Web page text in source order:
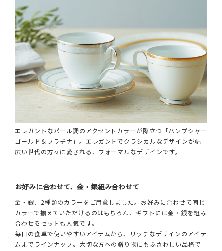
エレガントなパール調のアクセントカラーが際立つ「ハンプシャー
ゴールド＆プラチナ」。エレガントでクラシカルなデザインが幅
広い世代の方々に愛される、フォーマルなデザインです。
お好みに合わせて、金・銀組み合わせて
金・銀、2種類のカラーをご用意しました。お好みに合わせて同じ
カラーで揃えていただけるのはもちろん、ギフトには金・銀を組み
合わせるセットも人気です。
毎日の食卓で使いやすいアイテムから、リッチなデザインのアイテ
ムまでラインナップ。大切な方への贈り物にもふさわしい品格で